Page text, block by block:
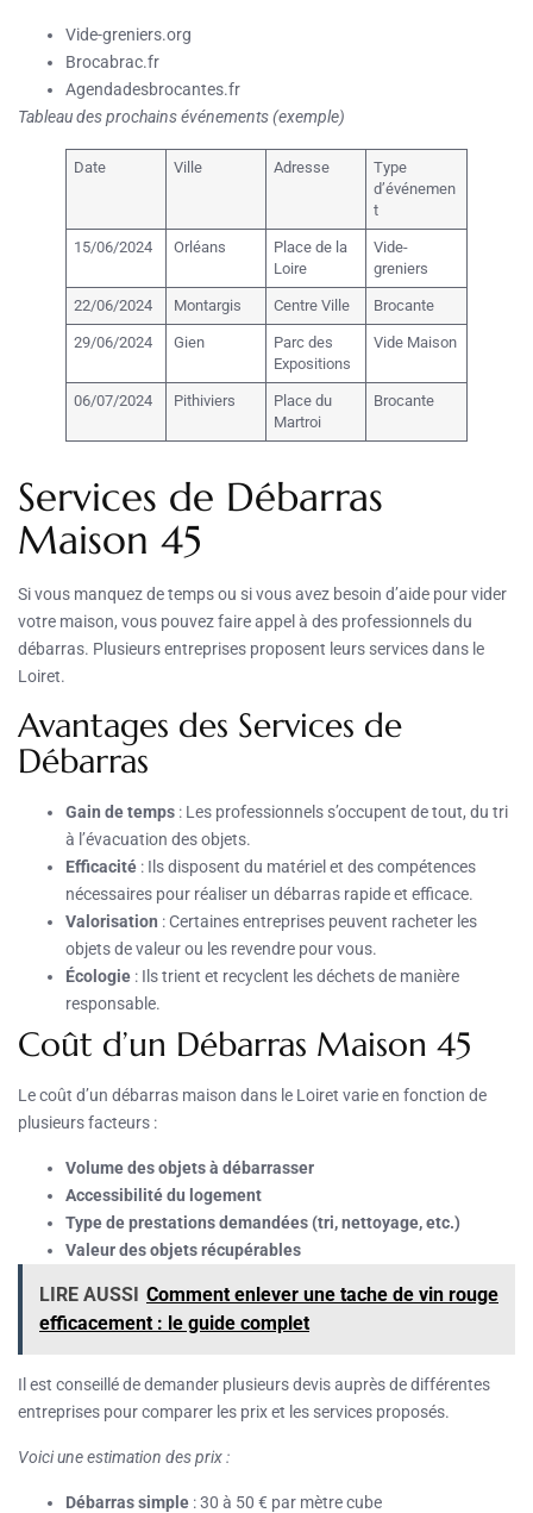
Vide-greniers.org
Brocabrac.fr
Agendadesbrocantes.fr
Tableau des prochains événements (exemple)
Date Ville Adresse
Type
d’événemen
t
15/06/2024 Orléans
Place de la
Loire
Vide-
greniers
22/06/2024 Montargis Centre Ville Brocante
29/06/2024 Gien
Parc des
Expositions
Vide Maison
06/07/2024 Pithiviers
Place du
Martroi
Brocante
Services de Débarras
Maison 45
Si vous manquez de temps ou si vous avez besoin d’aide pour vider
votre maison, vous pouvez faire appel à des professionnels du
débarras. Plusieurs entreprises proposent leurs services dans le
Loiret.
Avantages des Services de
Débarras
Gain de temps : Les professionnels s’occupent de tout, du tri
à l’évacuation des objets.
Efficacité : Ils disposent du matériel et des compétences
nécessaires pour réaliser un débarras rapide et efficace.
Valorisation : Certaines entreprises peuvent racheter les
objets de valeur ou les revendre pour vous.
Écologie : Ils trient et recyclent les déchets de manière
responsable.
Coût d’un Débarras Maison 45
Le coût d’un débarras maison dans le Loiret varie en fonction de
plusieurs facteurs :
Volume des objets à débarrasser
Accessibilité du logement
Type de prestations demandées (tri, nettoyage, etc.)
Valeur des objets récupérables
LIRE AUSSI Comment enlever une tache de vin rouge
efficacement : le guide complet
Il est conseillé de demander plusieurs devis auprès de différentes
entreprises pour comparer les prix et les services proposés.
Voici une estimation des prix :
Débarras simple : 30 à 50 € par mètre cube